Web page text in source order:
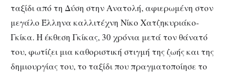
ταξίδι από τη Δύση στην Ανατολή, αφιερωμένη στον
μεγάλο Έλληνα καλλιτέχνη Νίκο Χατζηκυριάκο-
Γκίκα. Η έκθεση Γκίκας, 30 χρόνια μετά τον θάνατό
του, φωτίζει μια καθοριστική στιγμή της ζωής και της
δημιουργίας του, το ταξίδι που πραγματοποίησε το